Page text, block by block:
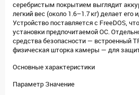
серебристым покрытием выглядит
легкий вес (около 1.6–1.7 кг) делает
Устройство поставляется с FreeDOS,
установки предпочитаемой ОС.
средства безопасности — встроенный
физическая шторка камеры — для
Основные характеристики
Параметр Значение